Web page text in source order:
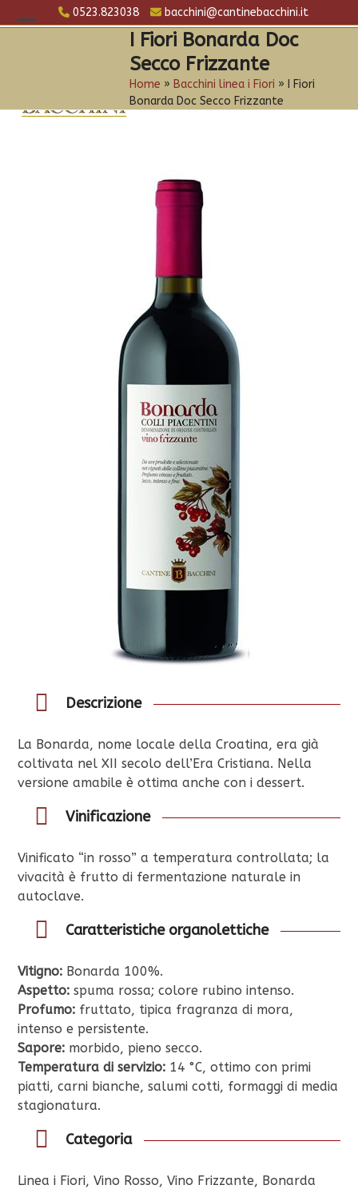
to
0523.823038 bacchini@cantinebacchini.it
I Fiori Bonarda Doc
Secco Frizzante
Home » Bacchini linea i Fiori »
I Fiori
Bonarda Doc Secco Frizzante
Descrizione
La Bonarda, nome locale della Croatina, era già
coltivata nel XII secolo dell’Era Cristiana. Nella
versione amabile è ottima anche con i dessert.
Vinificazione
Vinificato “in rosso” a temperatura controllata; la
vivacità è frutto di fermentazione naturale in
autoclave.
Caratteristiche organolettiche
Vitigno: Bonarda 100%.
Aspetto: spuma rossa; colore rubino intenso.
Profumo: fruttato, tipica fragranza di mora,
intenso e persistente.
Sapore: morbido, pieno secco.
Temperatura di servizio: 14 °C, ottimo con primi
piatti, carni bianche, salumi cotti, formaggi di media
stagionatura.
Categoria
Linea i Fiori, Vino Rosso, Vino Frizzante, Bonarda